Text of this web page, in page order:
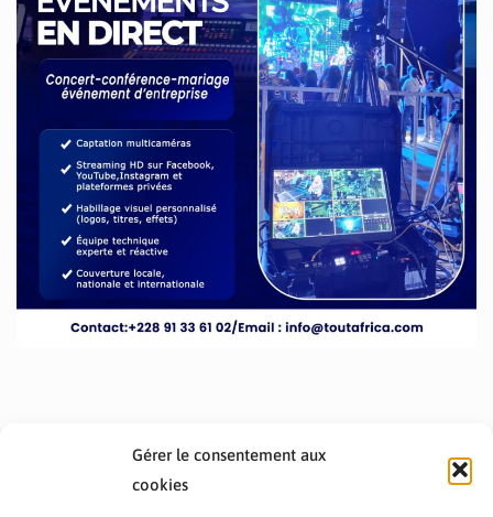
Gérer le consentement aux
cookies